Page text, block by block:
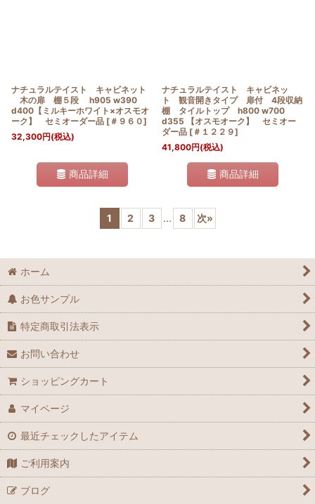
ナチュラルテイスト キャビネット
木の扉 棚５段 h905 w390
d400【ミルキーホワイト×オスモオ
ーク】 セミオーダー品 [ ＃９６０]
32,300円(税込)
商品詳細
ナチュラルテイスト キャビネッ
ト 観音開きタイプ 扉付 4段収納
棚 タイルトップ h800 w700
d355 【オスモオーク】 セミオー
ダー品 [ ＃１２２９]
41,800円(税込)
商品詳細
1 2 3 ... 8 次»
ホーム
お色サンプル
特定商取引法表示
お問い合わせ
ショッピングカート
マイページ
最近チェックしたアイテム
ご利用案内
ブログ